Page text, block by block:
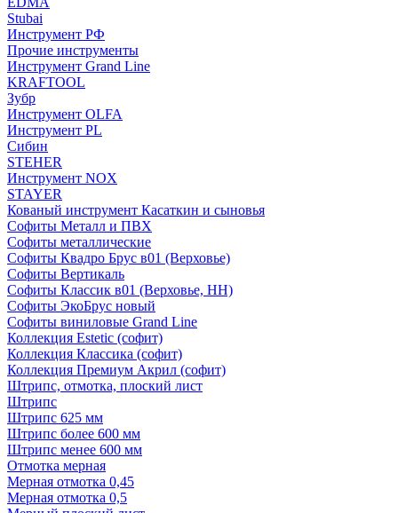
Stubai
Инструмент РФ
Прочие инструменты
Инструмент Grand Line
KRAFTOOL
Зубр
Инструмент OLFA
Инструмент PL
Сибин
STEHER
Инструмент NOX
STAYER
Кованый инструмент Касаткин и сыновья
Софиты Металл и ПВХ
Софиты металлические
Софиты Квадро Брус в01 (Верховье)
Софиты Вертикаль
Софиты Классик в01 (Верховье, НН)
Софиты ЭкоБрус новый
Софиты виниловые Grand Line
Коллекция Estetic (софит)
Коллекция Классика (софит)
Коллекция Премиум Акрил (софит)
Штрипс, отмотка, плоский лист
Штрипс
Штрипс 625 мм
Штрипс более 600 мм
Штрипс менее 600 мм
Отмотка мерная
Мерная отмотка 0,45
Мерная отмотка 0,5